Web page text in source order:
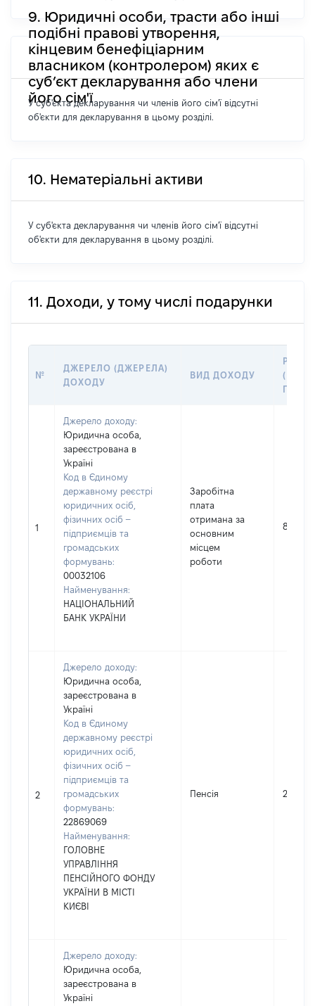
9. Юридичні особи, трасти або інші
подібні правові утворення,
кінцевим бенефіціарним
власником (контролером) яких є
суб’єкт декларування або члени
його сім'ї
У суб'єкта декларування чи членів його сім'ї відсутні
об'єкти для декларування в цьому розділі.
10. Нематеріальні активи
У суб'єкта декларування чи членів його сім'ї відсутні
об'єкти для декларування в цьому розділі.
11. Доходи, у тому числі подарунки
№
ДЖЕРЕЛО (ДЖЕРЕЛА)
ДОХОДУ
ВИД ДОХОДУ
ГРН
1
Джерело доходу:
Юридична особа,
зареєстрована в
Україні
Код в Єдиному
державному реєстрі
юридичних осіб,
фізичних осіб –
підприємців та
громадських
формувань:
00032106
Найменування:
НАЦІОНАЛЬНИЙ
БАНК УКРАЇНИ
Заробітна
плата
отримана за
основним
місцем
роботи
824720
2
Джерело доходу:
Юридична особа,
зареєстрована в
Україні
Код в Єдиному
державному реєстрі
юридичних осіб,
фізичних осіб –
підприємців та
громадських
формувань:
22869069
Найменування:
ГОЛОВНЕ
УПРАВЛІННЯ
ПЕНСІЙНОГО ФОНДУ
УКРАЇНИ В МІСТІ
КИЄВІ
Пенсія 248908
Джерело доходу:
Юридична особа,
зареєстрована в
Україні